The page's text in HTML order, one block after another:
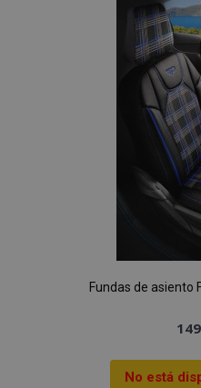
Fundas de asiento
No está